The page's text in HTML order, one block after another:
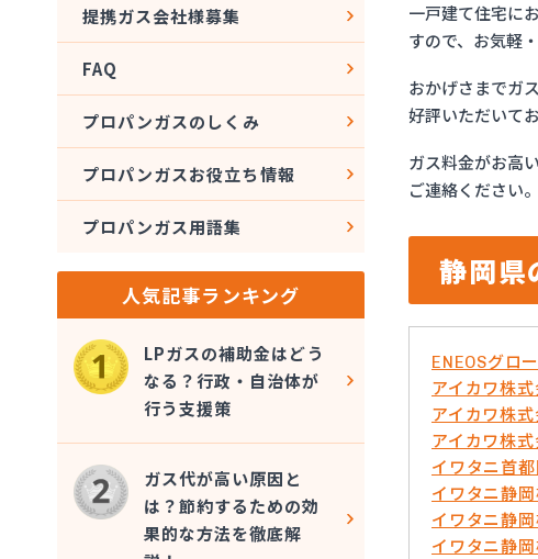
一戸建て住宅に
すので、お気軽
おかげさまでガ
好評いただいてお
ガス料金がお高
ご連絡ください
静岡県
ENEOSグロ
アイカワ株
アイカワ株
アイカワ株
イワタニ首
イワタニ静
イワタニ静
イワタニ静
提携ガス会社様募集
FAQ
プロパンガスのしくみ
プロパンガスお役立ち情報
プロパンガス用語集
人気記事ランキング
LPガスの補助金はどう
なる？行政・自治体が
行う支援策
ガス代が高い原因と
は？節約するための効
果的な方法を徹底解